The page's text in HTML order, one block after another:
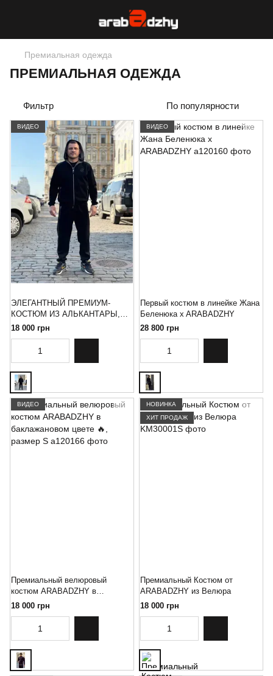
Премиальная одежда
ПРЕМИАЛЬНАЯ ОДЕЖДА
Фильтр По популярности
ВИДЕО
ЭЛЕГАНТНЫЙ ПРЕМИУМ-
КОСТЮМ ИЗ АЛЬКАНТАРЫ,
размер S
18 000 грн
ВИДЕО
Первый костюм в линейке Жана
Беленюка x ARABADZHY
28 800 грн
ВИДЕО
Премиальный велюровый
костюм ARABADZHY в
баклажановом цвете 🔥, размер
18 000 грн
НОВИНКА
ХИТ ПРОДАЖ
Премиальный Костюм от
ARABADZHY из Велюра
18 000 грн